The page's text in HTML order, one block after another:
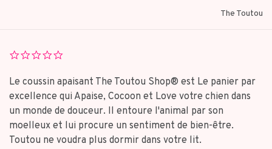
The Toutou
rating
Le coussin apaisant The Toutou Shop® est Le panier par
excellence qui Apaise, Cocoon et Love votre chien dans
un monde de douceur. Il entoure l'animal par son
moelleux et lui procure un sentiment de bien-être.
Toutou ne voudra plus dormir dans votre lit.